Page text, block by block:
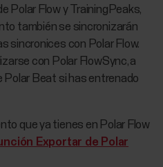
Polar Flow y TrainingPeaks,
también se sincronizarán
sincronices con Polar Flow.
con Polar FlowSync, a
Polar Beat si has entrenado
que ya tienes en Polar Flow
Exportar de Polar